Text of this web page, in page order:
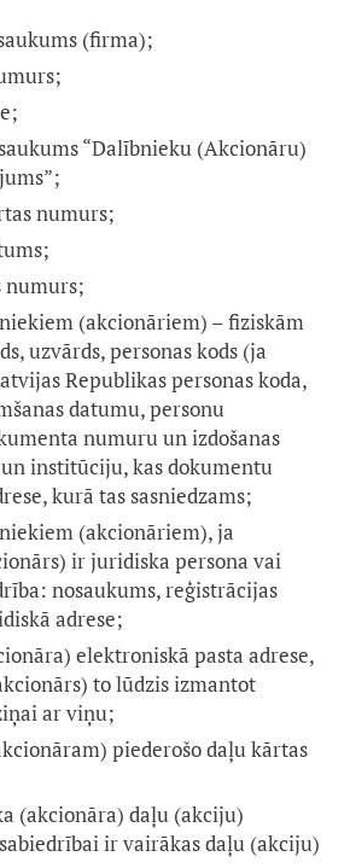
(firma);
“Dalībnieku (Akcionāru)
numurs;
numurs;
(akcionāriem) – fiziskām
uzvārds, personas kods (ja
Republikas personas koda,
datumu, personu
numuru un izdošanas
institūciju, kas dokumentu
kurā tas sasniedzams;
(akcionāriem), ja
ir juridiska persona vai
nosaukums, reģistrācijas
adrese;
elektroniskā pasta adrese,
to lūdzis izmantot
ar viņu;
piederošo daļu kārtas
(akcionāra) daļu (akciju)
ir vairākas daļu (akciju)